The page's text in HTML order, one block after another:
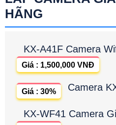
HÃNG
KX-A41F Camera
Giá : 1,500,000 VNĐ
Camera
Giá : 30%
KX-WF41 Camera